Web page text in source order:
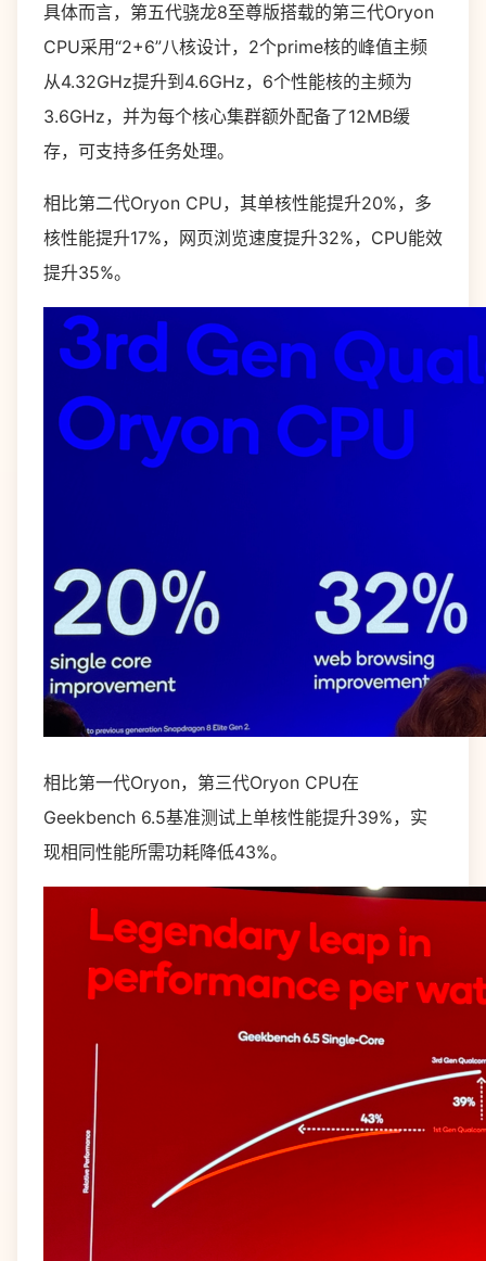
具体而言，第五代骁龙8至尊版搭载的第三代Oryon
CPU采用“2+6”八核设计，2个prime核的峰值主频
从4.32GHz提升到4.6GHz，6个性能核的主频为
3.6GHz，并为每个核心集群额外配备了12MB缓
存，可支持多任务处理。
相比第二代Oryon CPU，其单核性能提升20%，多
核性能提升17%，网页浏览速度提升32%，CPU能效
提升35%。
相比第一代Oryon，第三代Oryon CPU在
Geekbench 6.5基准测试上单核性能提升39%，实
现相同性能所需功耗降低43%。